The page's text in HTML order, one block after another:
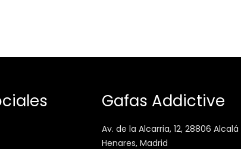
Gafas Addictive
Av. de la Alcarria, 12, 28806 Alcalá
Henares, Madrid